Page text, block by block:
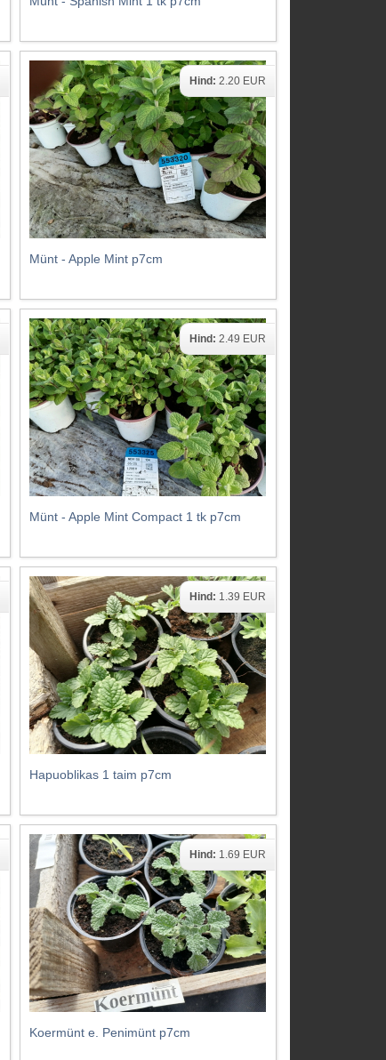
Münt - Apple Mint p7cm
Hind: 2.20 EUR
Münt - Apple Mint Compact 1 tk p7cm
Hind: 2.49 EUR
Hapuoblikas 1 taim p7cm
Hind: 1.39 EUR
Koermünt e. Penimünt p7cm
Hind: 1.69 EUR